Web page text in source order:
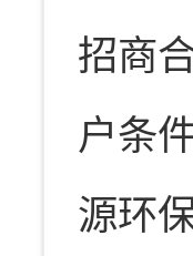
招商
户条
源环